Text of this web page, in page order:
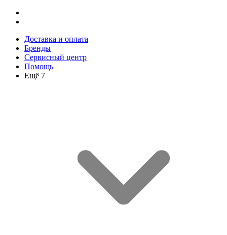
Доставка и оплата
Бренды
Сервисный центр
Помощь
Ещё 7